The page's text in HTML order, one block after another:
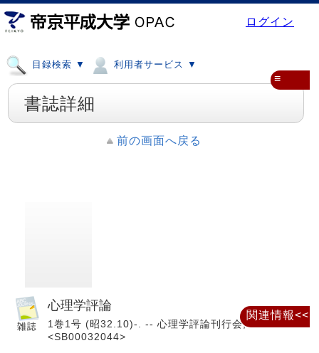
ログイン
目録検索 ▼ 利用者サービス ▼
≡
書誌詳細
前の画面へ戻る
心理学評論
1巻1号 (昭32.10)-. -- 心理学評論刊行会, 1957.
<SB00032044>
関連情報<<